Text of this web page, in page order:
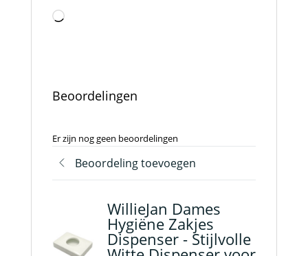
Aan
Beoordelingen
Er zijn nog geen beoordelingen
Beoordeling toevoegen
WillieJan Dames
Hygiëne Zakjes
Dispenser - Stijlvolle